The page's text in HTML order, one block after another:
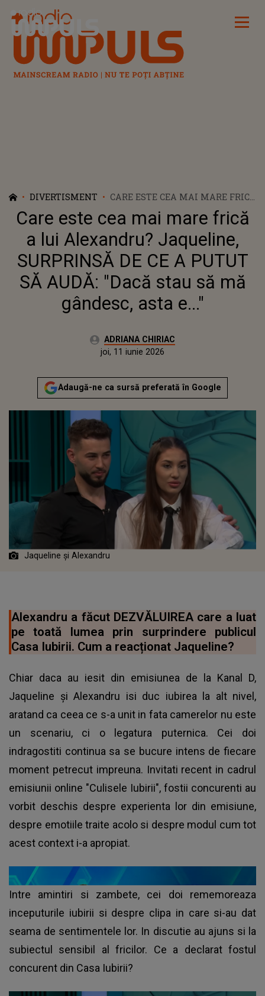
Radio Impuls
DIVERTISMENT
CARE ESTE CEA MAI MARE FRICĂ
A LUI ALEXANDRU? JAQUELINE,
SURPRINSĂ DE CE A PUTUT SĂ
AUDĂ: "DACĂ STAU SĂ MĂ
GÂNDESC, ASTA E..."
Care este cea mai mare frică
a lui Alexandru? Jaqueline,
SURPRINSĂ DE CE A PUTUT
SĂ AUDĂ: "Dacă stau să mă
gândesc, asta e..."
Autor:ADRIANA CHIRIAC
Actualizat:
joi, 11 iunie 2026
Adaugă-ne ca sursă preferată în Google
Jaqueline și Alexandru
Alexandru a făcut DEZVĂLUIREA care a luat
pe toată lumea prin surprindere publicul
Casa Iubirii. Cum a reacționat Jaqueline?
Chiar daca au iesit din emisiunea de la Kanal D,
Jaqueline și Alexandru isi duc iubirea la alt nivel,
aratand ca ceea ce s-a unit in fata camerelor nu este
un scenariu, ci o legatura puternica. Cei doi
indragostiti continua sa se bucure intens de fiecare
moment petrecut impreuna. Invitati recent in cadrul
emisiunii online "Culisele Iubirii", fostii concurenti au
vorbit deschis despre experienta lor din emisiune,
despre emotiile traite acolo si despre modul cum tot
acest context i-a apropiat.
Intre amintiri si zambete, cei doi rememoreaza
inceputurile iubirii si despre clipa in care si-au dat
seama de sentimentele lor. In discutie au ajuns si la
subiectul sensibil al fricilor. Ce a declarat fostul
concurent din Casa Iubirii?